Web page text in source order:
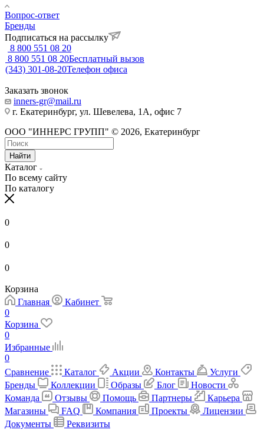
Вопрос-ответ
Бренды
Подписаться на рассылку
8 800 551 08 20
8 800 551 08 20Бесплатный вызов
(343) 301-08-20Телефон офиса
Заказать звонок
inners-gr@mail.ru
г. Екатеринбург, ул. Шевелева, 1А, офис 7
ООО "ИННЕРС ГРУПП" © 2026, Екатеринбург
Найти
Каталог
По всему сайту
По каталогу
0
0
0
Корзина
Главная
Кабинет
0
Корзина
0
Избранные
0
Сравнение
Каталог Акции Контакты
Услуги
Бренды
Коллекции Образы Блог
Новости
Команда
Отзывы Помощь Партнеры
Карьера
Магазины
FAQ Компания Проекты
Лицензии
Документы
Реквизиты